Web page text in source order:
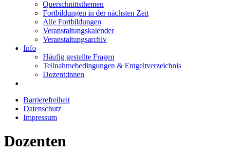
Querschnittsthemen
Fortbildungen in der nächsten Zeit
Alle Fortbildungen
Veranstaltungskalender
Veranstaltungsarchiv
Info
Häufig gestellte Fragen
Teilnahmebedingungen & Entgeltverzeichnis
Dozent:innen
Barrierefreiheit
Datenschutz
Impressum
Dozenten